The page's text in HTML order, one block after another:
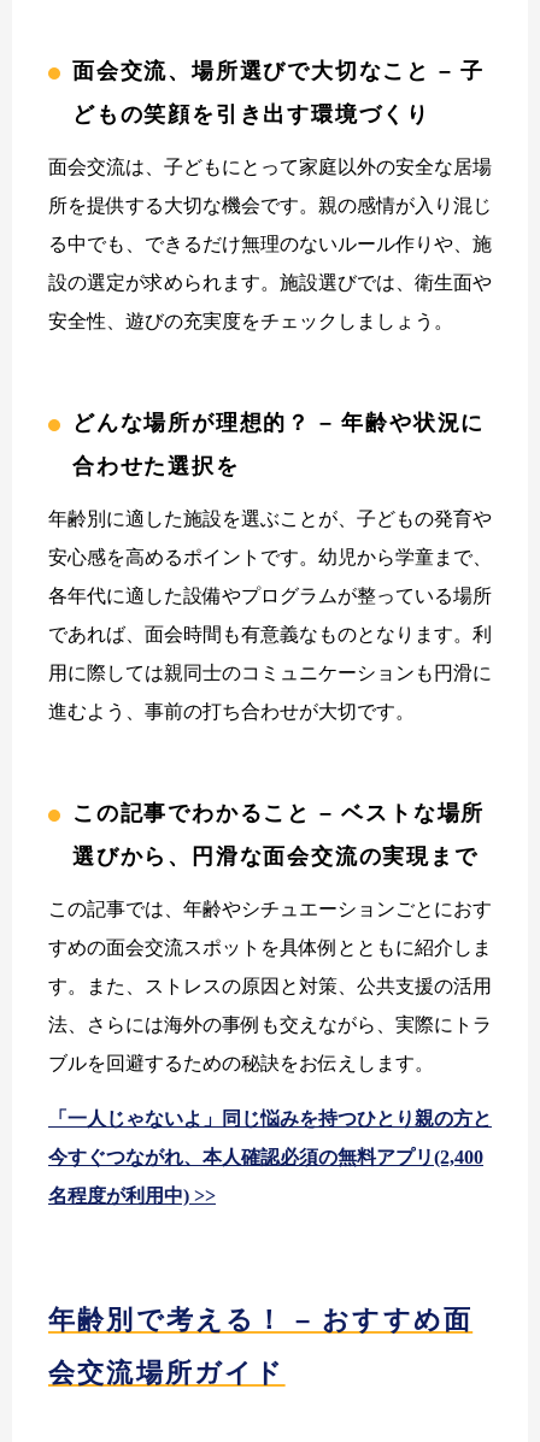
面会交流、場所選びで大切なこと – 子
どもの笑顔を引き出す環境づくり
面会交流は、子どもにとって家庭以外の安全な居場
所を提供する大切な機会です。親の感情が入り混じ
る中でも、できるだけ無理のないルール作りや、施
設の選定が求められます。施設選びでは、衛生面や
安全性、遊びの充実度をチェックしましょう。
どんな場所が理想的？ – 年齢や状況に
合わせた選択を
年齢別に適した施設を選ぶことが、子どもの発育や
安心感を高めるポイントです。幼児から学童まで、
各年代に適した設備やプログラムが整っている場所
であれば、面会時間も有意義なものとなります。利
用に際しては親同士のコミュニケーションも円滑に
進むよう、事前の打ち合わせが大切です。
この記事でわかること – ベストな場所
選びから、円滑な面会交流の実現まで
この記事では、年齢やシチュエーションごとにおす
すめの面会交流スポットを具体例とともに紹介しま
す。また、ストレスの原因と対策、公共支援の活用
法、さらには海外の事例も交えながら、実際にトラ
ブルを回避するための秘訣をお伝えします。
「一人じゃないよ」同じ悩みを持つひとり親の方と
今すぐつながれ、本人確認必須の無料アプリ(2,400
名程度が利用中) >>
年齢別で考える！ – おすすめ面
会交流場所ガイド